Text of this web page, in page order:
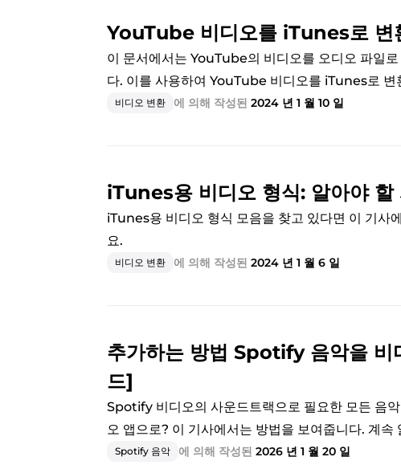
YouTube 비디오를 iTunes로 변
이 문서에서는 YouTube의 비디오를 오디오 파일
다. 이를 사용하여 YouTube 비디오를 iTunes로 변
비디오 변환 에 의해 작성된 2024 년 1 월 10 일
iTunes용 비디오 형식: 알아야 할
iTunes용 비디오 형식 모음을 찾고 있다면 이 기사
요.
비디오 변환 에 의해 작성된 2024 년 1 월 6 일
추가하는 방법 Spotify 음악을 비
드]
Spotify 비디오의 사운드트랙으로 필요한 모든 음
오 앱으로? 이 기사에서는 방법을 보여줍니다. 계속
Spotify 음악 에 의해 작성된 2026 년 1 월 20 일